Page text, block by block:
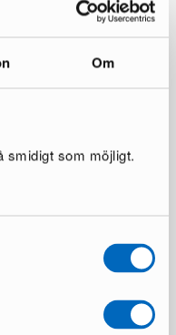
Om
smidigt som möjligt.
Form Hype 2-istuttava
€
297 €
nahka pystyy. Se
– pehmenee,